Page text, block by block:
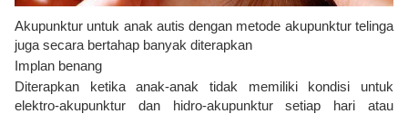
Akupunktur untuk anak autis dengan metode akupunktur telinga
juga secara bertahap banyak diterapkan
Implan benang
Diterapkan ketika anak-anak tidak memiliki kondisi untuk
elektro-akupunktur dan hidro-akupunktur setiap hari atau